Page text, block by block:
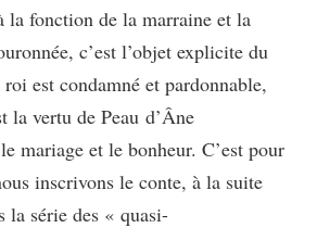
la fonction de la marraine et la
c’est l’objet explicite du
est condamné et pardonnable,
la vertu de Peau d’Âne
mariage et le bonheur. C’est pour
inscrivons le conte, à la suite
la série des « quasi-